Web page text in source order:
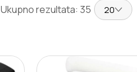
Ukupno rezultata: 35 20